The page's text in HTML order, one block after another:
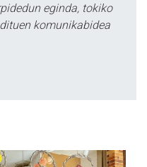
eginda, tokiko
komunikabidea